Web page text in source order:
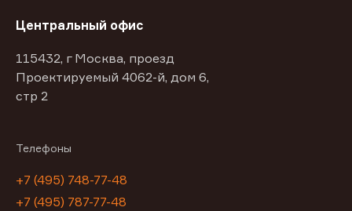
Центральный офис
115432, г Москва, проезд
Проектируемый 4062-й, дом 6,
стр 2
Телефоны
+7 (495) 748-77-48
+7 (495) 787-77-48